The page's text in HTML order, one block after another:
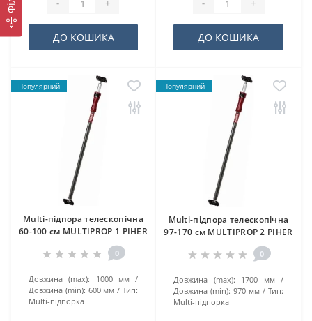
- +
ДО КОШИКА
- +
ДО КОШИКА
Популярний
Multi-підпора телескопічна
60-100 см MULTIPROP 1 PIHER
0
Довжина (max):
1000 мм
Довжина (min): 600 мм
Тип:
Multi-підпорка
Популярний
Multi-підпора телескопічна
97-170 см MULTIPROP 2 PIHER
0
Довжина (max):
1700 мм
Довжина (min): 970 мм
Тип:
Multi-підпорка